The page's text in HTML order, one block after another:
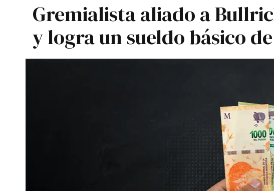
Gremialista aliado a
y logra un sueldo básico